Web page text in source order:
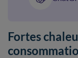
Fortes